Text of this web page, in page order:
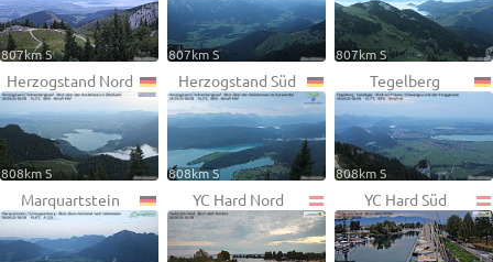
807km S 807km S 807km S
Herzogstand Nord
808km S
Herzogstand Süd
808km S
Tegelberg
808km S
Marquartstein YC Hard Nord YC Hard Süd